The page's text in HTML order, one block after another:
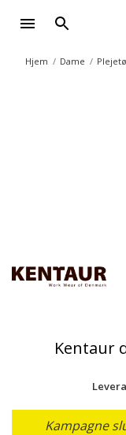
Hjem Dame
Kentaur
Kampagne